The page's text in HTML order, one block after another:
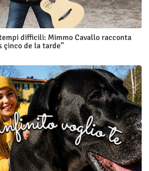
difficili: Mimmo Cavallo racconta
çinco de la tarde”